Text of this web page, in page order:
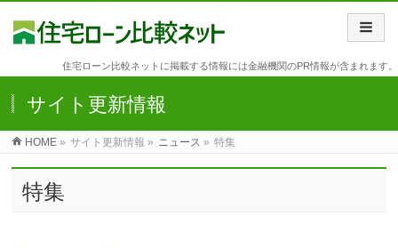
住宅ローン比較ネットに掲載する情報には金融機関のPR情報が含まれます。
サイト更新情報
HOME » サイト更新情報 » ニュース » 特集
特集